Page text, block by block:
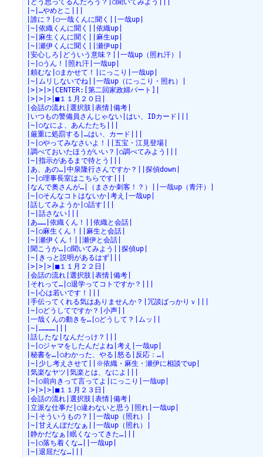
|どう思ってるんだろう？|○聞いてみよう|||
|~|…やめとこ|||
|誰に？|○一哉くんに聞く||一哉up|
|~|依織くんに聞く||依織up|
|~|麻生くんに聞く||麻生up|
|~|瀬伊くんに聞く||瀬伊up|
|安心しろ|どういう意味？||一哉up（照れ汗）|
|~|○うん！|照れ汗|一哉up|
|頼むな|○まかせて！|にっこり|一哉up|
|~|ムリしないでね||一哉up（にっこり・照れ）|
|>|>|>|CENTER:[第二回家政婦パート]|
|>|>|>|■１１月２０日|
|会話の流れ|選択肢|表情|備考|
|いつもの警備員さんじゃない|はい、IDカード|||
|~|○なによ、あんたたち|||
|厳重に処罰する|…はい、カード|||
|~|○やってみなさいよ！||五宝・江見登場|
|調べておいたほうがいい？|○調べてみよう|||
|~|指示があるまで待とう|||
|あ、あの…|中泉隆行さんですか？||探偵down|
|~|○理事長室はこちらです|||
|なんで奥さんが…|（まさか刺客！？）||一哉up（青汗）|
|~|○そんなコトはないか|考え|一哉up|
|話してみようか|○話す|||
|~|話さない|||
|あ……|依織くん！||依織と会話|
|~|○麻生くん！||麻生と会話|
|~|瀬伊くん！||瀬伊と会話|
|聞こうか…|○聞いてみよう||探偵up|
|~|きっと説明があるはず|||
|>|>|>|■１１月２２日|
|会話の流れ|選択肢|表情|備考|
|それって…|○退学ってコトですか？|||
|~|心は若いです！|||
|手伝ってくれる気はありませんか？|冗談ばっかりｖ|||
|~|○どうしてですか？|小声||
|一哉くんの動きを…|○どうして？|ムッ||
|~|…………|||
|話したな|なんだっけ？|||
|~|○ジャマをしたんだよね|考え|一哉up|
|秘書を…|○わかった、やる|怒る|反応：…|
|~|少し考えさせて||※依織・麻生・瀬伊に相談でup|
|気楽なヤツ|気楽とは、なによ|||
|~|○前向きって言ってよ|にっこり|一哉up|
|>|>|>|■１１月２３日|
|会話の流れ|選択肢|表情|備考|
|立派な仕事だ|○違わないと思う|照れ|一哉up|
|~|そういうもの？||一哉up（照れ）|
|~|甘えんぼだなぁ||一哉up（照れ）|
|静かだなぁ|眠くなってきた…|||
|~|○落ち着くな…||一哉up|
|~|退屈だな…|||